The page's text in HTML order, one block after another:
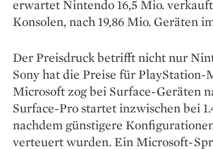
erwartet Nintendo 16,5 Mio.
Konsolen, nach 19,86 Mio. Geräten
Der Preisdruck betrifft nicht nur
Sony hat die Preise für PlayStation-
Microsoft zog bei Surface-Geräten
Surface-Pro startet inzwischen bei
nachdem günstigere
verteuert wurden. Ein Microsoft-